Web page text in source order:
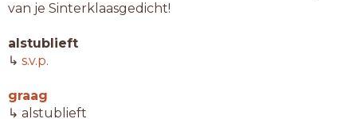
van je Sinterklaasgedicht!
alstublieft
↳ s.v.p.
graag
↳ alstublieft